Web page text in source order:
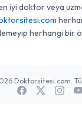
iyi doktor veya
herhangi bir
Doktorsitesi.com.